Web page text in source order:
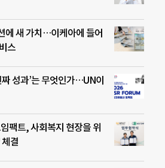
에 새 가치…이케아에 들어
스
성과’는 무엇인가…UN이
팩트, 사회복지 현장을 위
결